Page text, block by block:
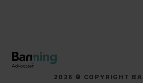
2026 © COPYRIGHT